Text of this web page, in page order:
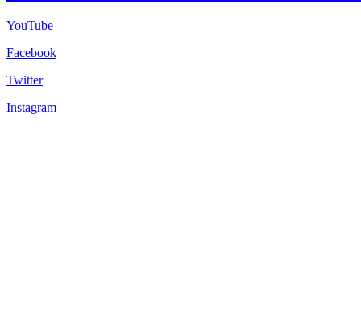
YouTube
Facebook
Twitter
Instagram